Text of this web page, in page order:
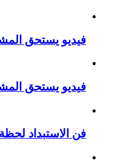
فيديو يستحق
فيديو يستحق
فن الاستبداد